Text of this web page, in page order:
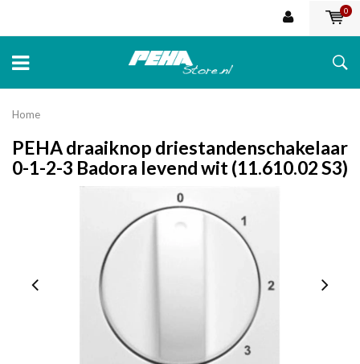
0
Home
PEHA draaiknop driestandenschakelaar
0-1-2-3 Badora levend wit (11.610.02 S3)